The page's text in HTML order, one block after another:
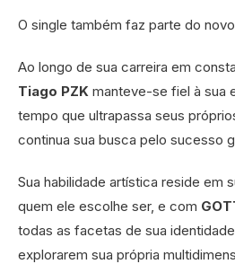
O single também faz parte do
Ao longo de sua carreira em
Tiago PZK manteve-se fiel à sua
tempo que ultrapassa seus
continua sua busca pelo sucesso
Sua habilidade artística reside em
quem ele escolhe ser, e com
todas as facetas de sua
explorarem sua própria